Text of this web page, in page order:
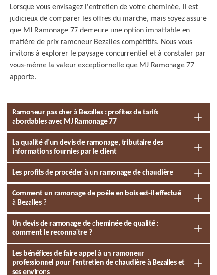
Lorsque vous envisagez l'entretien de votre cheminée, il est
judicieux de comparer les offres du marché, mais soyez assuré
que MJ Ramonage 77 demeure une option imbattable en
matière de prix ramoneur Bezalles compétitifs. Nous vous
invitons à explorer le paysage concurrentiel et à constater par
vous-même la valeur exceptionnelle que MJ Ramonage 77
apporte.
Ramoneur pas cher à Bezalles : profitez de tarifs
abordables avec MJ Ramonage 77
La qualité d’un devis de ramonage, tributaire des
informations fournies par le client
Les profits de procéder à un ramonage de chaudière
Comment un ramonage de poêle en bois est-il effectué
à Bezalles ?
Un devis de ramonage de cheminée de qualité :
comment le reconnaître ?
Les bénéfices de faire appel à un ramoneur
professionnel pour l’entretien de chaudière à Bezalles et
ses environs